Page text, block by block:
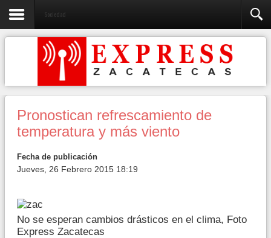
Sociedad
Pronostican refrescamiento de
temperatura y más viento
Fecha de publicación
Jueves, 26 Febrero 2015 18:19
No se esperan cambios drásticos en el clima, Foto
Express Zacatecas